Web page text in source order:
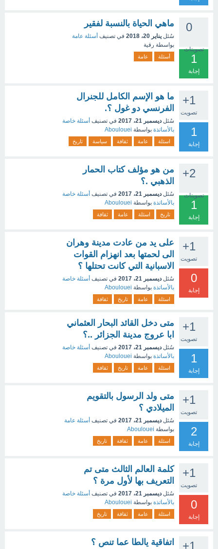
0
تصويتات
1
إجابة
ماهي الحياة بالنسبة لفقير
سُئل يناير 20، 2018 في تصنيف أسئلة عامة
بواسطة رقية
أسئلة عامة
+1
تصويت
1
إجابة
ما هو الإسم الكامل للجنرال
الفرنسي دو غول ؟.
سُئل ديسمبر 21، 2017 في تصنيف أسئلة خاصة
بالأساتذة بواسطة Aboulouei
اسئلة عامة ثقافة سياسة تاريخ
+2
تصويتات
1
إجابة
من هو مؤلف كتاب الحمار
الذهبي .؟
سُئل ديسمبر 21، 2017 في تصنيف أسئلة خاصة
بالأساتذة بواسطة Aboulouei
تاريخ اسئلة عامة ثقافة
+1
تصويت
0
إجابة
على يد من عادت مدينة وهران
الى لحمتها بعد انهزام القوات
الاسبانية التي كانت تحتلها ؟
سُئل ديسمبر 21، 2017 في تصنيف أسئلة خاصة
بالأساتذة بواسطة Aboulouei
اسئلة عامة تاريخ ثقافة
+1
تصويت
1
إجابة
متى دخل القائد البحار العثماني
ابا عروج مدينة الجزائر ..؟
سُئل ديسمبر 21، 2017 في تصنيف أسئلة خاصة
بالأساتذة بواسطة Aboulouei
اسئلة عامة تاريخ ثقافة
+1
تصويت
2
إجابة
متى ولد الرسول بالتقويم
الميلادي ؟
سُئل ديسمبر 21، 2017 في تصنيف أسئلة عامة
بواسطة Aboulouei
اسئلة عامة ثقافة تاريخ
+1
تصويت
0
إجابة
كلمة العالم الثالث متى تم
التعريف بها لأول مرة ؟
سُئل ديسمبر 21، 2017 في تصنيف أسئلة خاصة
بالأساتذة بواسطة Aboulouei
اسئلة عامة ثقافة تاريخ
+1 اتفاقية يالطا عما تنص ؟